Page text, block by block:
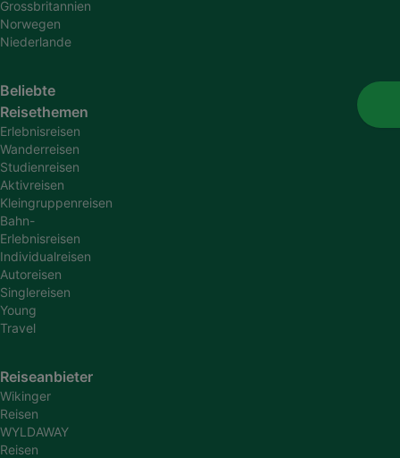
Grossbritannien
Norwegen
Niederlande
Beliebte
Reisethemen
Erlebnisreisen
Wanderreisen
Studienreisen
Aktivreisen
Kleingruppenreisen
Bahn-
Erlebnisreisen
Individualreisen
Autoreisen
Singlereisen
Young
Travel
Reiseanbieter
Wikinger
Reisen
WYLDAWAY
Reisen